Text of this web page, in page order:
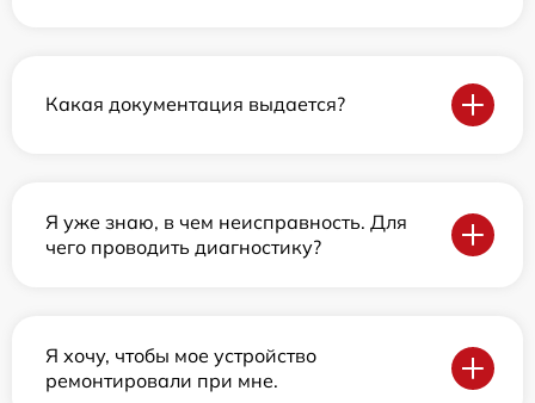
Какая документация выдается?
Я уже знаю, в чем неисправность. Для
чего проводить диагностику?
Я хочу, чтобы мое устройство
ремонтировали при мне.